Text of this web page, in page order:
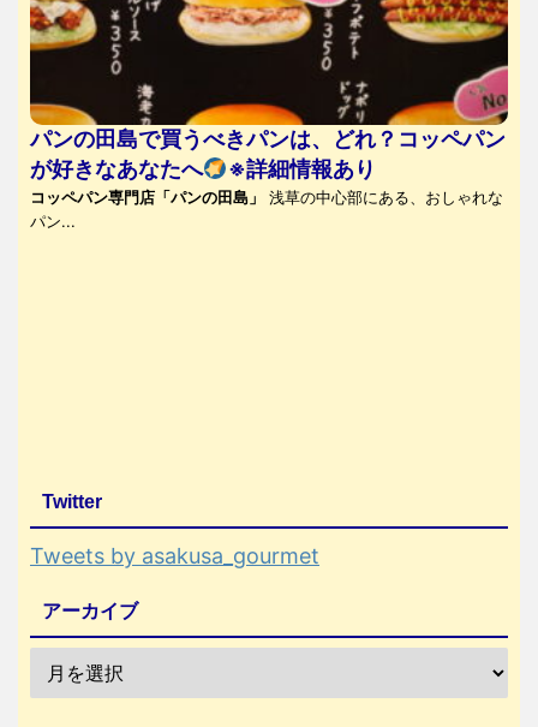
パンの田島で買うべきパンは、どれ？コッペパン
が好きなあなたへ
※詳細情報あり
コッペパン専門店「パンの田島」
浅草の中心部にある、おしゃれな
パン...
Twitter
Tweets by asakusa_gourmet
アーカイブ